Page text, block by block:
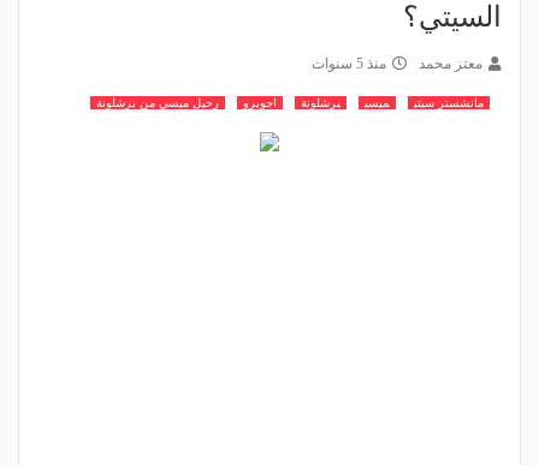
السيتي؟
معتز محمد منذ 5 سنوات
مانشستر سيتي ميسي برشلونة اجويرو رحيل ميسي من برشلونة